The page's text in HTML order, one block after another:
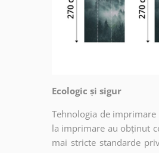
Ecologic și sigur
Tehnologia de
la imprimare au obținut
mai stricte standarde